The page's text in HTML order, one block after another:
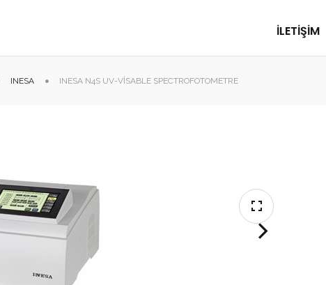
İLETIŞIM
INESA INESA N4S UV-VISABLE SPECTROFOTOMETRE